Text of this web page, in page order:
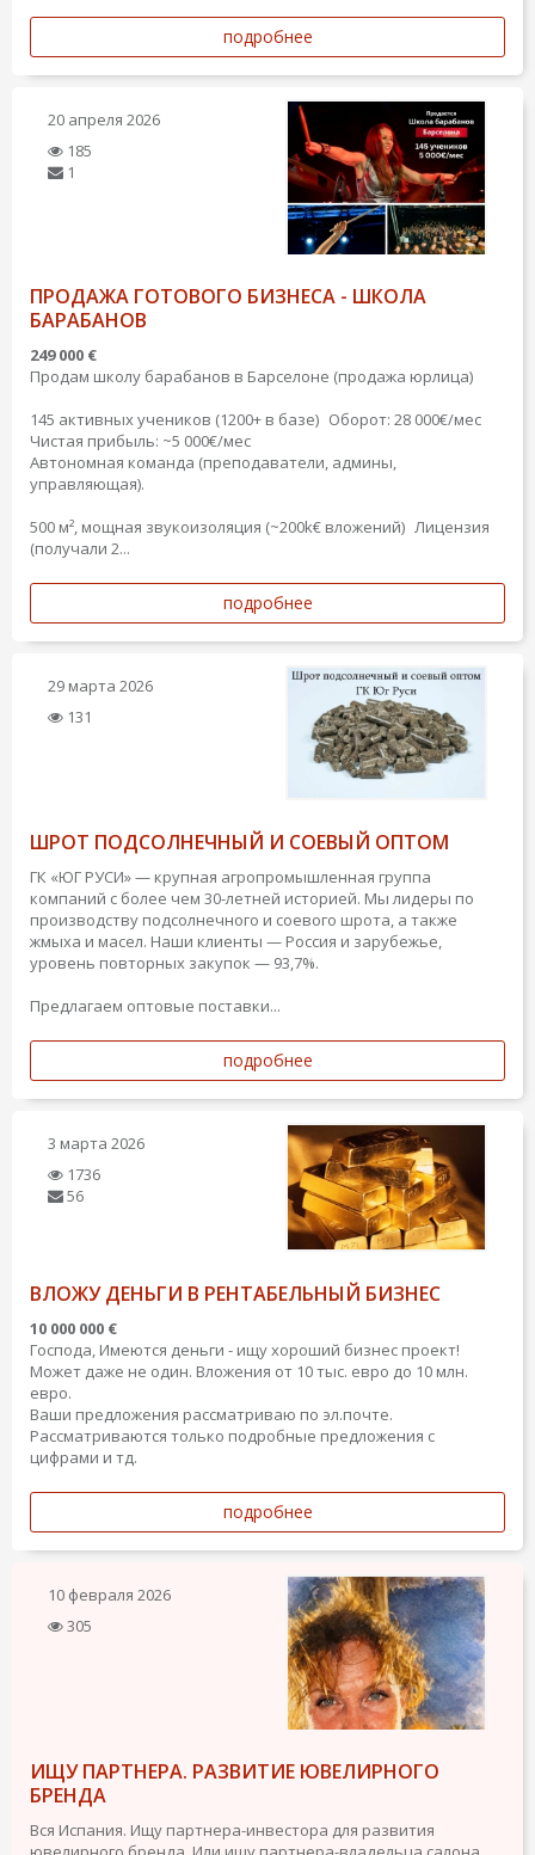
подробнее
20 апреля 2026
185
1
ПРОДАЖА ГОТОВОГО БИЗНЕСА - ШКОЛА
БАРАБАНОВ
249 000 €
Продам школу барабанов в Барселоне (продажа юрлица)
145 активных учеников (1200+ в базе) Оборот: 28 000€/мес
Чистая прибыль: ~5 000€/мес
Автономная команда (преподаватели, админы,
управляющая).
500 м², мощная звукоизоляция (~200k€ вложений) Лицензия
(получали 2...
подробнее
29 марта 2026
131
ШРОТ ПОДСОЛНЕЧНЫЙ И СОЕВЫЙ ОПТОМ
ГК «ЮГ РУСИ» — крупная агропромышленная группа
компаний с более чем 30-летней историей. Мы лидеры по
производству подсолнечного и соевого шрота, а также
жмыха и масел. Наши клиенты — Россия и зарубежье,
уровень повторных закупок — 93,7%.
Предлагаем оптовые поставки...
подробнее
3 марта 2026
1736
56
ВЛОЖУ ДЕНЬГИ В РЕНТАБЕЛЬНЫЙ БИЗНЕС
10 000 000 €
Господа, Имеются деньги - ищу хороший бизнес проект!
Может даже не один. Вложения от 10 тыс. евро до 10 млн.
евро.
Ваши предложения рассматриваю по эл.почте.
Рассматриваются только подробные предложения с
цифрами и тд.
подробнее
10 февраля 2026
305
ИЩУ ПАРТНЕРА. РАЗВИТИЕ ЮВЕЛИРНОГО
БРЕНДА
Вся Испания. Ищу партнера-инвестора для развития